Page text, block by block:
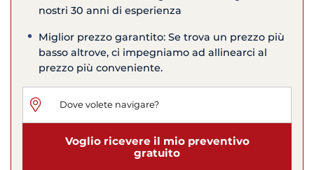
nostri 30 anni di esperienza
Miglior prezzo garantito: Se trova un prezzo più
basso altrove, ci impegniamo ad allinearci al
prezzo più conveniente.
Voglio ricevere il mio preventivo
gratuito